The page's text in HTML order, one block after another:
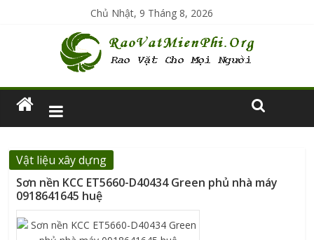
Chủ Nhật, 9 Tháng 8, 2026
Vật liệu xây dựng
Sơn nền KCC ET5660-D40434 Green phủ nhà máy
0918641645 huệ